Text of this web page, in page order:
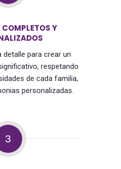
Y
para crear un
respetando
de cada familia,
personalizadas.
3